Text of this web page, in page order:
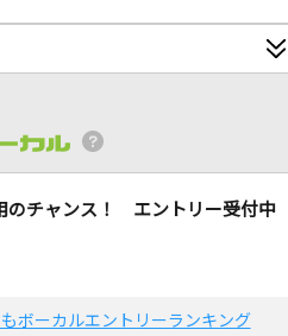
のチャンス！ エントリー受付中
ボーカルエントリーランキング